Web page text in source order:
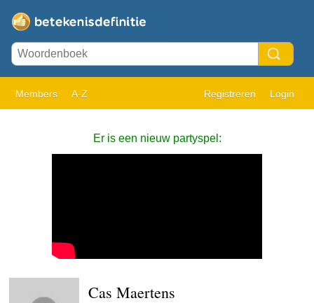
Members A-Z Registreren Login
Er is een nieuw partyspel:
Cas Maertens